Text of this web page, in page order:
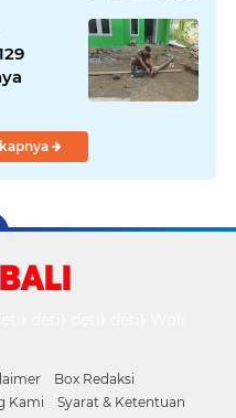
Box Redaksi
Kami
Syarat & Ketentuan